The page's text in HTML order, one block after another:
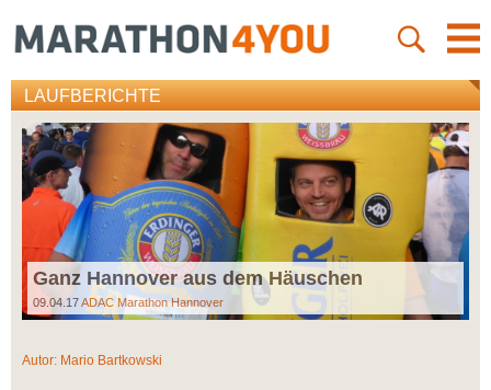
LAUFBERICHTE
Ganz Hannover aus dem Häuschen
09.04.17ADAC Marathon Hannover
Autor: Mario Bartkowski